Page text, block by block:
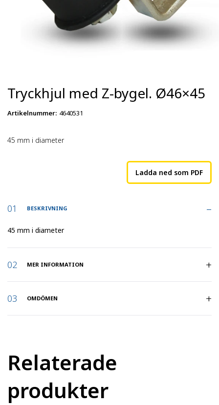
Tryckhjul med Z-bygel. Ø46×45
Artikelnummer: 4640531
45 mm i diameter
Ladda ned som PDF
BESKRIVNING
45 mm i diameter
MER INFORMATION
Artikelnummer
OMDÖMEN
Relaterade
produkter